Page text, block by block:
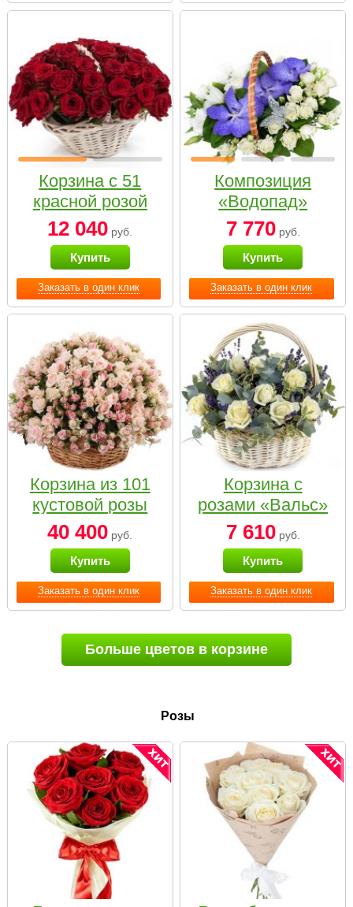
Заказать в один клик
Корзина с 51
красной розой
12 040 руб.
Купить
Заказать в один клик
Композиция
«Водопад»
7 770руб.
Купить
Заказать в один клик
Корзина из 101
кустовой розы
нежных тонов
40 400 руб.
Купить
Заказать в один клик
Корзина с
розами «Вальс»
7 610руб.
Купить
Больше цветов в корзине
Розы